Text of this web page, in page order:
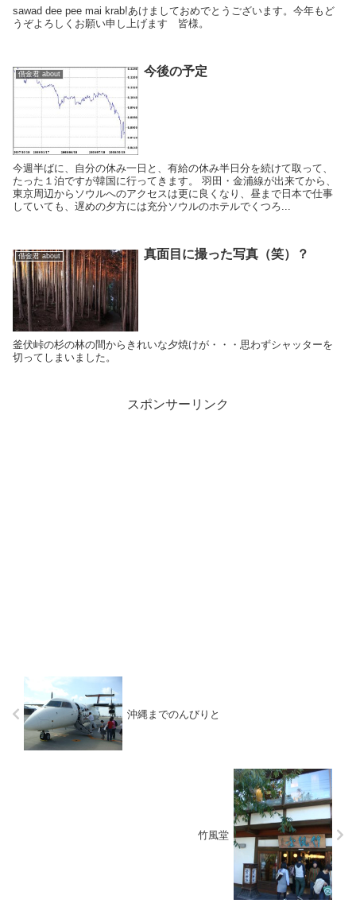
sawad dee pee mai krab!あけましておめでとうございます。今年もど
うぞよろしくお願い申し上げます 皆様。
借金君 about 今後の予定
今週半ばに、自分の休み一日と、有給の休み半日分を続けて取って、
たった１泊ですが韓国に行ってきます。 羽田・金浦線が出来てから、
東京周辺からソウルへのアクセスは更に良くなり、昼まで日本で仕事
していても、遅めの夕方には充分ソウルのホテルでくつろ...
借金君 about 真面目に撮った写真（笑）？
釜伏峠の杉の林の間からきれいな夕焼けが・・・思わずシャッターを
切ってしまいました。
スポンサーリンク
沖縄までのんびりと
竹風堂